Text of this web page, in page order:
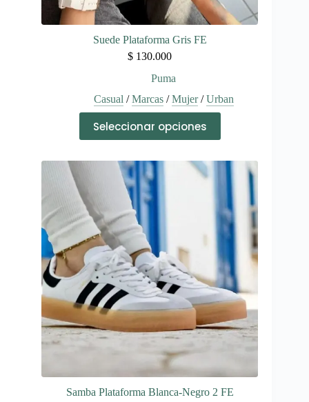
Suede Plataforma Gris FE
$ 130.000
Puma
Casual /Marcas/Mujer/Urban
Seleccionar opciones
producto
tiene
variantes.
Las
opciones
se
en
la
página
de
producto
Samba Plataforma Blanca-Negro 2 FE